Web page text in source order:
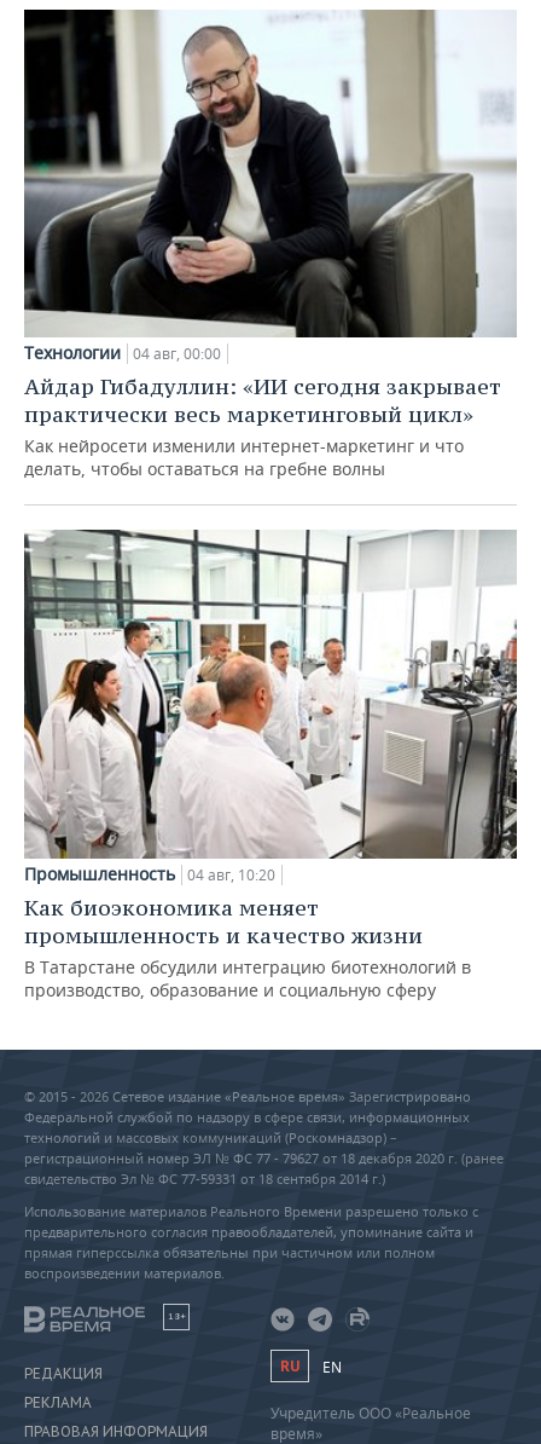
Технологии 04 авг, 00:00
Айдар Гибадуллин: «ИИ сегодня закрывает
практически весь маркетинговый цикл»
Как нейросети изменили интернет-маркетинг и что
делать, чтобы оставаться на гребне волны
Промышленность 04 авг, 10:20
Как биоэкономика меняет
промышленность и качество жизни
В Татарстане обсудили интеграцию биотехнологий в
производство, образование и социальную сферу
© 2015 - 2026 Сетевое издание «Реальное время» Зарегистрировано
Федеральной службой по надзору в сфере связи, информационных
технологий и массовых коммуникаций (Роскомнадзор) –
регистрационный номер ЭЛ № ФС 77 - 79627 от 18 декабря 2020 г. (ранее
свидетельство Эл № ФС 77-59331 от 18 сентября 2014 г.)
Использование материалов Реального Времени разрешено только с
предварительного согласия правообладателей, упоминание сайта и
прямая гиперссылка обязательны при частичном или полном
воспроизведении материалов.
18+
РЕДАКЦИЯ
РЕКЛАМА
ПРАВОВАЯ ИНФОРМАЦИЯ
RU EN
Учредитель ООО «Реальное
время»